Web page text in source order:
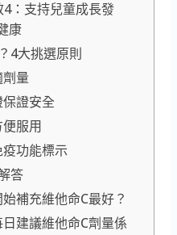
：支持兒童成長發
康
4大挑選原則
量
證安全
服用
功能標示
答
補充維他命C最好？
建議維他命C劑量係